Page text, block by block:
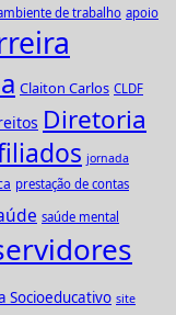
de trabalho apoio
Claiton Carlos CLDF
Diretoria
jornada
prestação de contas
saúde mental
Socioeducativo site